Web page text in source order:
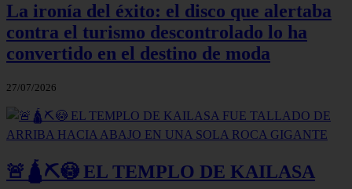
La ironía del éxito: el disco que alertaba
contra el turismo descontrolado lo ha
convertido en el destino de moda
27/07/2026
🚨🛕⛏️😳 EL TEMPLO DE KAILASA